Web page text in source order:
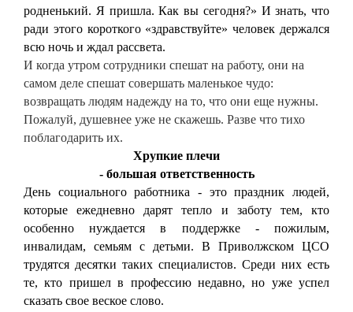
родненький. Я пришла. Как вы сегодня?» И знать, что
ради этого короткого «здравствуйте» человек держался
всю ночь и ждал рассвета.
И когда утром сотрудники спешат на работу, они на
самом деле спешат совершать маленькое чудо:
возвращать людям надежду на то, что они еще нужны.
Пожалуй, душевнее уже не скажешь. Разве что тихо
поблагодарить их.
Хрупкие плечи
- большая ответственность
День социального работника - это праздник людей,
которые ежедневно дарят тепло и заботу тем, кто
особенно нуждается в поддержке - пожилым,
инвалидам, семьям с детьми. В Приволжском ЦСО
трудятся десятки таких специалистов. Среди них есть
те, кто пришел в профессию недавно, но уже успел
сказать свое веское слово.